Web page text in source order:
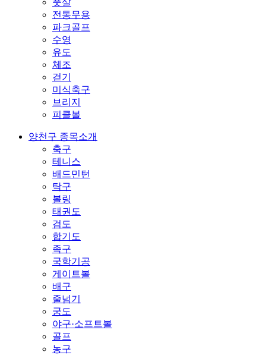
풋살
전통무용
파크골프
수영
유도
체조
걷기
미식축구
브리지
피클볼
양천구 종목소개
축구
테니스
배드민턴
탁구
볼링
태권도
검도
합기도
족구
국학기공
게이트볼
배구
줄넘기
궁도
야구·소프트볼
골프
농구